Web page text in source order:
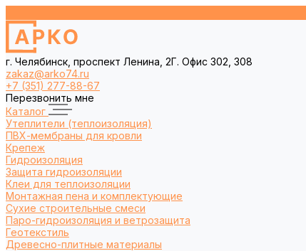
г. Челябинск, проспект Ленина, 2Г. Офис 302, 308
zakaz@arko74.ru
+7 (351) 277-88-67
Перезвонить мне
Каталог
Утеплители (теплоизоляция)
ПВХ-мембраны для кровли
Крепеж
Гидроизоляция
Защита гидроизоляции
Клеи для теплоизоляции
Монтажная пена и комплектующие
Сухие строительные смеси
Паро-гидроизоляция и ветрозащита
Геотекстиль
Древесно-плитные материалы